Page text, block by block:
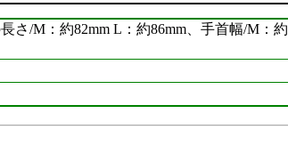
さ/M：約82mm L：約86mm、手首幅/M：約